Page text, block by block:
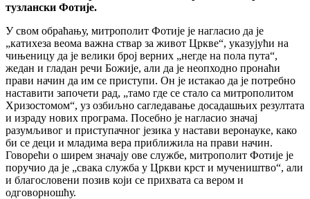
тузлански Фотије.
У свом обраћању, митрополит Фотије је нагласио да је
„катихеза веома важна ствар за живот Цркве“, указујући на
чињеницу да је велики број верних „негде на пола пута“,
жедан и гладан речи Божије, али да је неопходно пронаћи
прави начин да им се приступи. Он је истакао да је потребно
наставити започети рад, „тамо где се стало са митрополитом
Хризостомом“, уз озбиљно сагледавање досадашњих резултата
и израду нових програма. Посебно је нагласио значај
разумљивог и приступачног језика у настави веронауке, како
би се деци и младима вера приближила на прави начин.
Говорећи о ширем значају ове службе, митрополит Фотије је
поручио да је „свака служба у Цркви крст и мучеништво“, али
и благословени позив који се прихвата са вером и
одговорношћу.